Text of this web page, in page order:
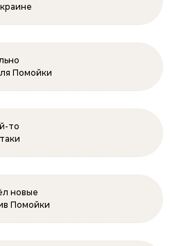
Помойки
то
новые
Помойки